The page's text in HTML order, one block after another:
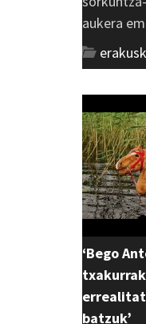
aukera
‘Bego
batzuk’